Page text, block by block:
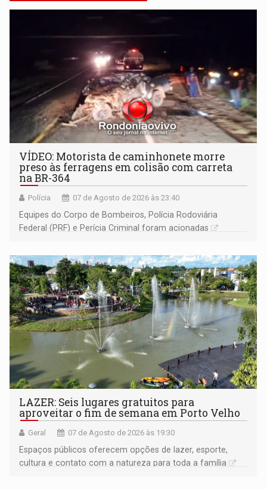
VÍDEO: Motorista de caminhonete morre
preso às ferragens em colisão com carreta
na BR-364
Polícia 07 de Agosto de 2026 às 23:40
Equipes do Corpo de Bombeiros, Polícia Rodoviária
Federal (PRF) e Perícia Criminal foram acionadas
LAZER: Seis lugares gratuitos para
aproveitar o fim de semana em Porto Velho
Geral 07 de Agosto de 2026 às 19:30
Espaços públicos oferecem opções de lazer, esporte,
cultura e contato com a natureza para toda a família